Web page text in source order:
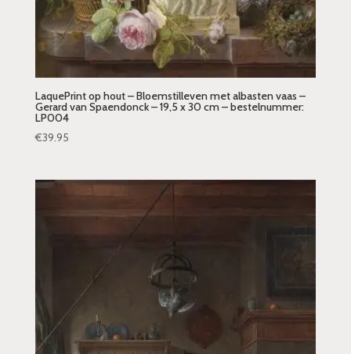
LaquePrint op hout – Bloemstilleven met albasten vaas –
Gerard van Spaendonck – 19,5 x 30 cm – bestelnummer:
LP004
€39.95